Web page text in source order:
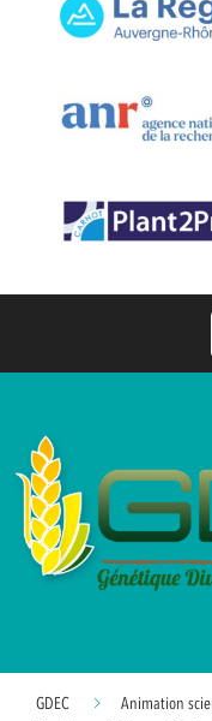
GDEC
Animation